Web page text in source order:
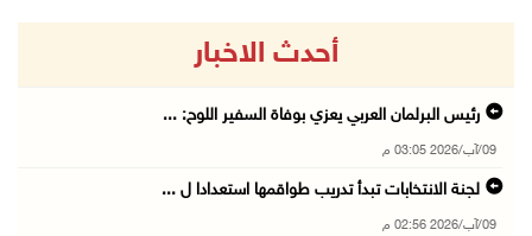
أحدث الاخبار
رئيس البرلمان العربي يعزي بوفاة السفير اللوح: ...
09/آب/2026 03:05 م
لجنة الانتخابات تبدأ تدريب طواقمها استعدادا ل ...
09/آب/2026 02:56 م